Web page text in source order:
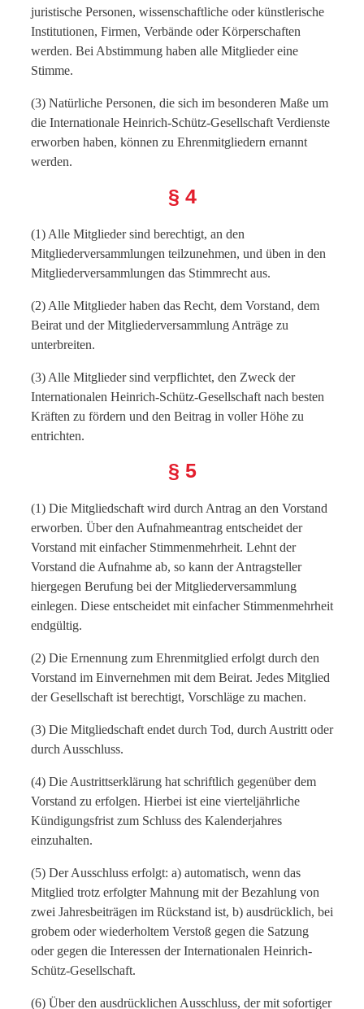
juristische Personen, wissenschaftliche oder künstlerische
Institutionen, Firmen, Verbände oder Körperschaften
werden. Bei Abstimmung haben alle Mitglieder eine
Stimme.
(3) Natürliche Personen, die sich im besonderen Maße um
die Internationale Heinrich-Schütz-Gesellschaft Verdienste
erworben haben, können zu Ehrenmitgliedern ernannt
werden.
§ 4
(1) Alle Mitglieder sind berechtigt, an den
Mitgliederversammlungen teilzunehmen, und üben in den
Mitgliederversammlungen das Stimmrecht aus.
(2) Alle Mitglieder haben das Recht, dem Vorstand, dem
Beirat und der Mitgliederversammlung Anträge zu
unterbreiten.
(3) Alle Mitglieder sind verpflichtet, den Zweck der
Internationalen Heinrich-Schütz-Gesellschaft nach besten
Kräften zu fördern und den Beitrag in voller Höhe zu
entrichten.
§ 5
(1) Die Mitgliedschaft wird durch Antrag an den Vorstand
erworben. Über den Aufnahmeantrag entscheidet der
Vorstand mit einfacher Stimmenmehrheit. Lehnt der
Vorstand die Aufnahme ab, so kann der Antragsteller
hiergegen Berufung bei der Mitgliederversammlung
einlegen. Diese entscheidet mit einfacher Stimmenmehrheit
endgültig.
(2) Die Ernennung zum Ehrenmitglied erfolgt durch den
Vorstand im Einvernehmen mit dem Beirat. Jedes Mitglied
der Gesellschaft ist berechtigt, Vorschläge zu machen.
(3) Die Mitgliedschaft endet durch Tod, durch Austritt oder
durch Ausschluss.
(4) Die Austrittserklärung hat schriftlich gegenüber dem
Vorstand zu erfolgen. Hierbei ist eine vierteljährliche
Kündigungsfrist zum Schluss des Kalenderjahres
einzuhalten.
(5) Der Ausschluss erfolgt: a) automatisch, wenn das
Mitglied trotz erfolgter Mahnung mit der Bezahlung von
zwei Jahresbeiträgen im Rückstand ist, b) ausdrücklich, bei
grobem oder wiederholtem Verstoß gegen die Satzung
oder gegen die Interessen der Internationalen Heinrich-
Schütz-Gesellschaft.
(6) Über den ausdrücklichen Ausschluss, der mit sofortiger